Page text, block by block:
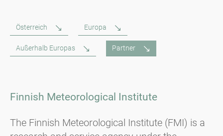
Österreich Europa
Außerhalb Europas Partner
Finnish Meteorological Institute
The Finnish Meteorological Institute (FMI) is a